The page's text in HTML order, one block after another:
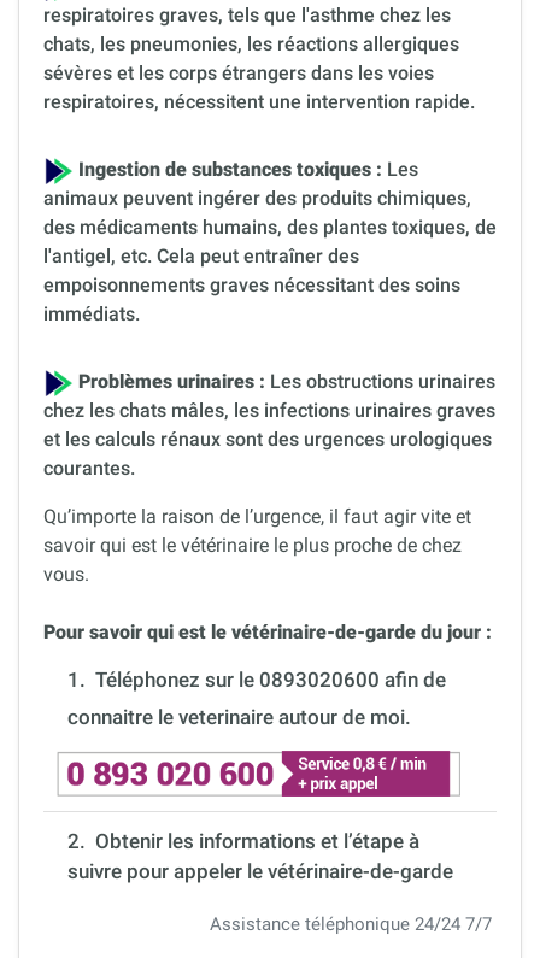
respiratoires graves, tels que l'asthme chez les
chats, les pneumonies, les réactions allergiques
sévères et les corps étrangers dans les voies
respiratoires, nécessitent une intervention rapide.
Ingestion de substances toxiques : Les
animaux peuvent ingérer des produits chimiques,
des médicaments humains, des plantes toxiques, de
l'antigel, etc. Cela peut entraîner des
empoisonnements graves nécessitant des soins
immédiats.
Problèmes urinaires : Les obstructions urinaires
chez les chats mâles, les infections urinaires graves
et les calculs rénaux sont des urgences urologiques
courantes.
Qu’importe la raison de l’urgence, il faut agir vite et
savoir qui est le vétérinaire le plus proche de chez
vous.
Pour savoir qui est le vétérinaire-de-garde du jour :
1. Téléphonez sur le 0893020600 afin de
connaitre le veterinaire autour de moi.
2. Obtenir les informations et l’étape à
suivre pour appeler le vétérinaire-de-garde
Assistance téléphonique 24/24 7/7